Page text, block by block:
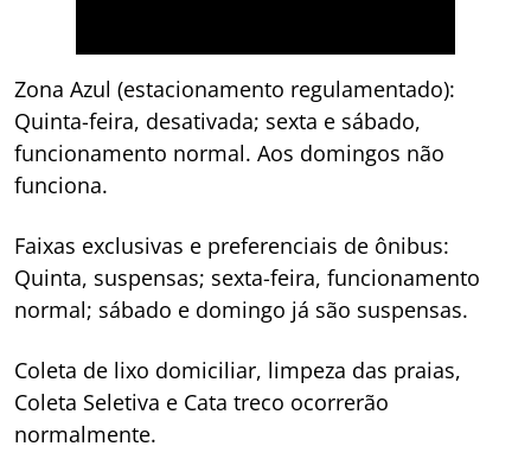
Zona Azul (estacionamento regulamentado):
Quinta-feira, desativada; sexta e sábado,
funcionamento normal. Aos domingos não
funciona.
Faixas exclusivas e preferenciais de ônibus:
Quinta, suspensas; sexta-feira, funcionamento
normal; sábado e domingo já são suspensas.
Coleta de lixo domiciliar, limpeza das praias,
Coleta Seletiva e Cata treco ocorrerão
normalmente.